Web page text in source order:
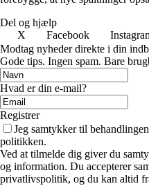
Del og hjælp
X
Facebook
Modtag nyheder direkte i din
Gode tips. Ingen spam. Bare
Hvad er din e-mail?
Registrer
Jeg samtykker til
politikken.
Ved at tilmelde dig giver du
og information. Du accepterer
privatlivspolitik, og du kan altid